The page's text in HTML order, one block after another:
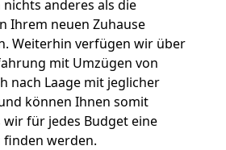
anderes als die
Ihrem neuen Zuhause
Weiterhin verfügen wir über
mit Umzügen von
nach Laage mit jeglicher
können Ihnen somit
für jedes Budget eine
finden werden.